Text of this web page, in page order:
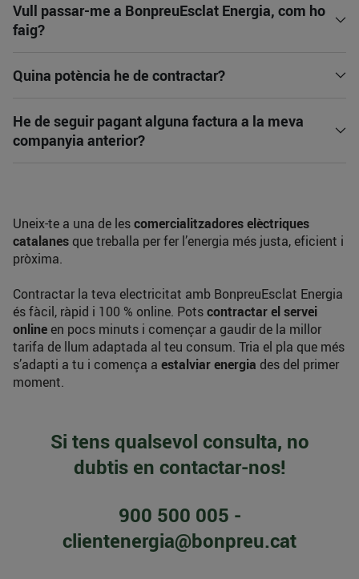
Vull passar-me a BonpreuEsclat Energia, com ho
faig?
Quina potència he de contractar?
He de seguir pagant alguna factura a la meva
companyia anterior?
Uneix-te a una de lescomercialitzadores elèctriques
catalanes que treballa per fer l’energia més justa, eficient i
pròxima.
Contractar la teva electricitat amb BonpreuEsclat Energia
és fàcil, ràpid i 100 % online. Potscontractar el servei
online en pocs minuts i començar a gaudir de la millor
tarifa de llum adaptada al teu consum. Tria el pla que més
s’adapti a tu i comença a estalviar energia des del primer
moment.
Si tens qualsevol consulta, no
dubtis en contactar-nos!
900 500 005 -
clientenergia@bonpreu.cat